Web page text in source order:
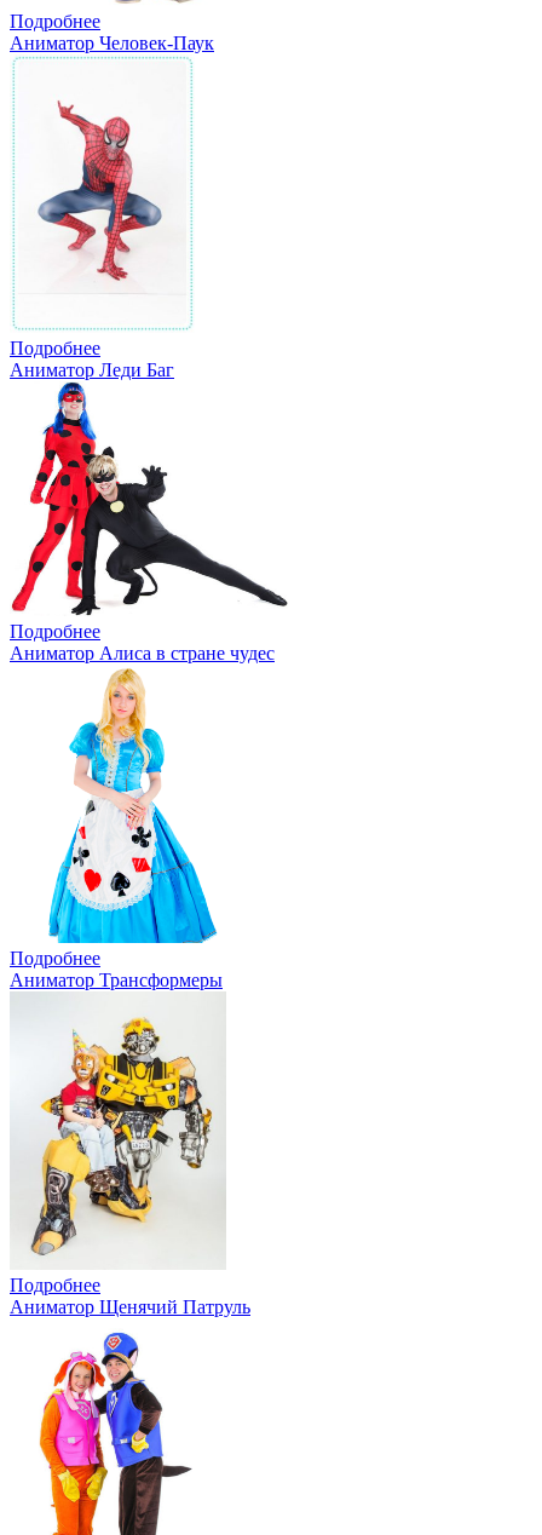
Подробнее
Аниматор Человек-Паук
Подробнее
Аниматор Леди Баг
Подробнее
Аниматор Алиса в стране чудес
Подробнее
Аниматор Трансформеры
Подробнее
Аниматор Щенячий Патруль